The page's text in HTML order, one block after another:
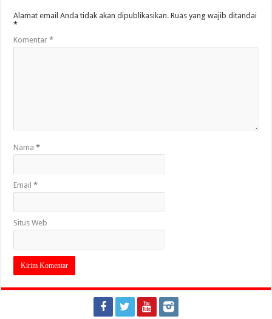
Alamat email Anda tidak akan dipublikasikan. Ruas yang wajib ditandai
*
Komentar*
Nama*
Email*
Situs Web